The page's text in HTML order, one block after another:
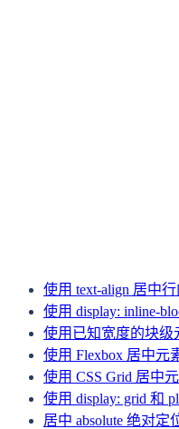
使用 text-align 居中
使用 display: inline-
使用已知宽度的块级
使用 Flexbox 居中元
使用 CSS Grid 居中
使用 display: grid 和
居中 absolute 绝对定